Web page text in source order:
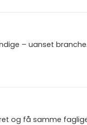
– uanset branche.
og få samme